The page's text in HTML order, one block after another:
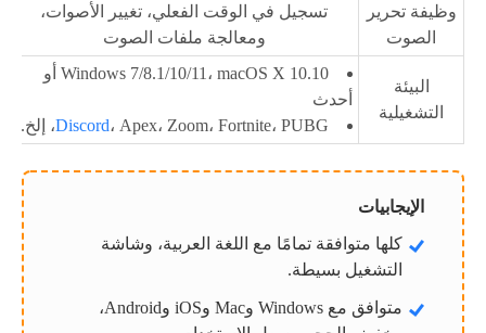
وظيفة تحرير
الصوت
تسجيل في الوقت الفعلي، تغيير الأصوات،
ومعالجة ملفات الصوت
البيئة
التشغيلية
Windows 7/8.1/10/11، macOS X 10.10 أو
أحدث
Discord، Apex، Zoom، Fortnite، PUBG، إلخ.
الإيجابيات
كلها متوافقة تمامًا مع اللغة العربية، وشاشة
التشغيل بسيطة.
متوافق مع Windows وMac وiOS وAndroid،